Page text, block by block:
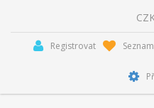
Registrovat